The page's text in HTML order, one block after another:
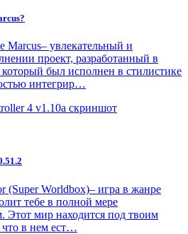
Marcus– увлекательный и
проект, разработанный в
был исполнен в стилистике
интегрир…
Worldbox)– игра в жанре
тебе в полной мере
Этот мир находится под твоим
в нем ест…